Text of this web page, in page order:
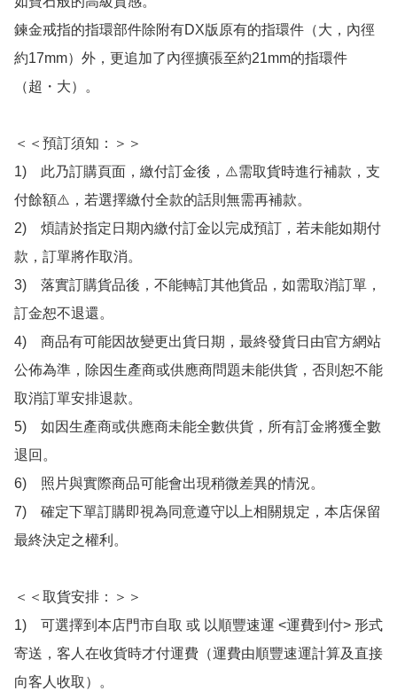
鍊金戒指的指環部件除附有DX版原有的指環件（大，內徑
約17mm）外，更追加了內徑擴張至約21mm的指環件
（超・大）。
＜＜預訂須知：＞＞
1)　此乃訂購頁面，繳付訂金後，⚠️需取貨時進行補款，支
付餘額⚠️，若選擇繳付全款的話則無需再補款。
2)　煩請於指定日期內繳付訂金以完成預訂，若未能如期付
款，訂單將作取消。
3)　落實訂購貨品後，不能轉訂其他貨品，如需取消訂單，
訂金恕不退還。
4)　商品有可能因故變更出貨日期，最終發貨日由官方網站
公佈為準，除因生產商或供應商問題未能供貨，否則恕不能
取消訂單安排退款。
5)　如因生產商或供應商未能全數供貨，所有訂金將獲全數
退回。
6)　照片與實際商品可能會出現稍微差異的情況。
7)　確定下單訂購即視為同意遵守以上相關規定，本店保留
最終決定之權利。
＜＜取貨安排：＞＞
1)　可選擇到本店門市自取 或 以順豐速運 <運費到付> 形式
寄送，客人在收貨時才付運費（運費由順豐速運計算及直接
向客人收取）。